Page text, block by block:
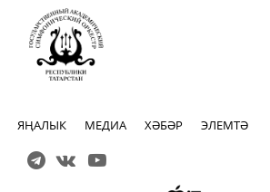
ЯҢАЛЫК МЕДИА ХӘБӘР ЭЛЕМТӘ